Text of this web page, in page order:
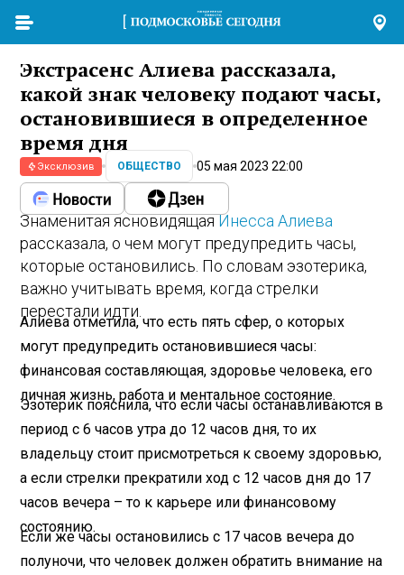
Экстрасенс Алиева рассказала,
какой знак человеку подают часы,
остановившиеся в определенное
время дня
Эксклюзив ОБЩЕСТВО 05 мая 2023 22:00
Знаменитая ясновидящаяИнесса Алиева
рассказала, о чем могут предупредить часы,
которые остановились. По словам эзотерика,
важно учитывать время, когда стрелки
перестали идти.
Алиева отметила, что есть пять сфер, о которых
могут предупредить остановившиеся часы:
финансовая составляющая, здоровье человека, его
личная жизнь, работа и ментальное состояние.
Эзотерик пояснила, что если часы останавливаются в
период с 6 часов утра до 12 часов дня, то их
владельцу стоит присмотреться к своему здоровью,
а если стрелки прекратили ход с 12 часов дня до 17
часов вечера – то к карьере или финансовому
состоянию.
Если же часы остановились с 17 часов вечера до
полуночи, что человек должен обратить внимание на